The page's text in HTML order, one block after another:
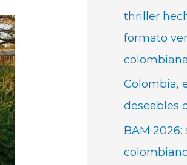
thriller
formato
colombiana
Colombia,
deseables
BAM 2026: